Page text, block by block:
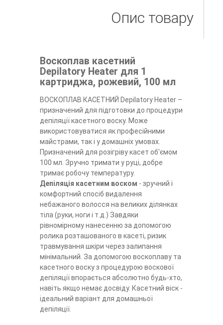
Опис товару
Воскоплав касетний
Depilatory Heater для 1
картриджа, рожевий, 100 мл
ВОСКОПЛАВ КАСЕТНИЙ Depilatory Heater –
призначений для підготовки до процедури
депіляції касетного воску. Може
використовуватися як професійними
майстрами, так і у домашніх умовах.
Призначений для розігріву касет об'ємом
100 мл. Зручно тримати у руці, добре
тримає робочу температуру.
Депіляція касетним воском - зручний і
комфортний спосіб видалення
небажаного волосся на великих ділянках
тіла (руки, ноги і т.д.) Завдяки
рівномірному нанесенню за допомогою
ролика розташованого в касеті, ризик
травмування шкіри через залипання
мінімальний. За допомогою воскоплаву та
касетного воску з процедурою воскової
депіляції впорається абсолютно будь-хто,
навіть якщо немає досвіду. Касетний віск -
ідеальний варіант для домашньої
депіляції.